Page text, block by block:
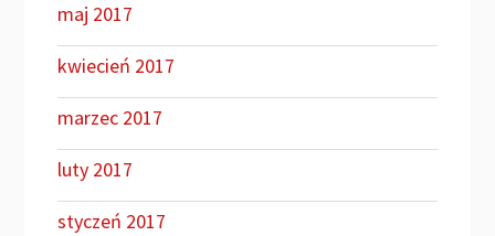
maj 2017
kwiecień 2017
marzec 2017
luty 2017
styczeń 2017